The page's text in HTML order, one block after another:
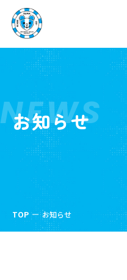
お知らせ
NEWS
TOP お知らせ